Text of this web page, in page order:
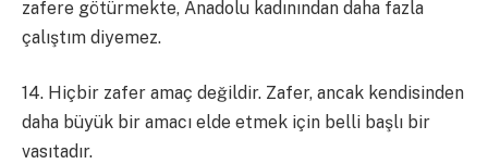
zafere götürmekte, Anadolu kadınından daha fazla
çalıştım diyemez.
14. Hiçbir zafer amaç değildir. Zafer, ancak kendisinden
daha büyük bir amacı elde etmek için belli başlı bir
vasıtadır.